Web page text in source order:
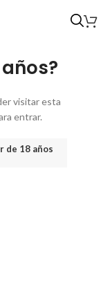
visitar esta
entrar.
de 18 años